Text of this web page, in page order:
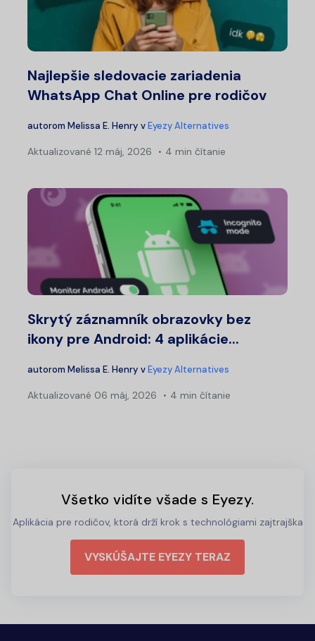
Najlepšie sledovacie zariadenia
WhatsApp Chat Online pre rodičov
autorom Melissa E. Henry vEyezy Alternatives
Aktualizované 12 máj, 2026 4 min čítanie
Skrytý záznamník obrazovky bez
ikony pre Android: 4 aplikácie...
autorom Melissa E. Henry vEyezy Alternatives
Aktualizované 06 máj, 2026 4 min čítanie
Všetko vidíte všade s Eyezy.
Aplikácia pre rodičov, ktorá drží krok s technológiami zajtrajška
VYSKÚŠAJTE EYEZY TERAZ